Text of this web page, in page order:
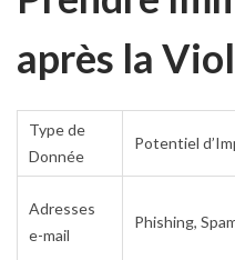
après la
Type de
Donnée
Potentiel
Adresses
e-mail
Phishing,